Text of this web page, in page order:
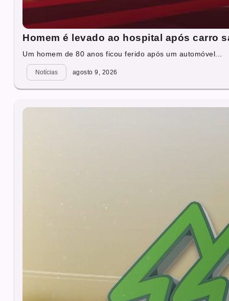
Homem é levado ao hospital após carro
Um homem de 80 anos ficou ferido após um automóvel...
Notícias agosto 9, 2026